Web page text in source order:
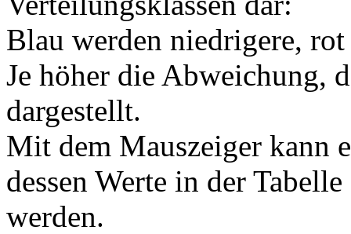
Blau werden niedrigere,
Je höher die Abweichung,
dargestellt.
Mit dem Mauszeiger kann
dessen Werte in der
werden.